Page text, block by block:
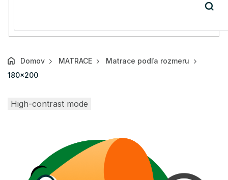
Domov MATRACE
Matrace podľa rozmeru
180x200
High-contrast mode